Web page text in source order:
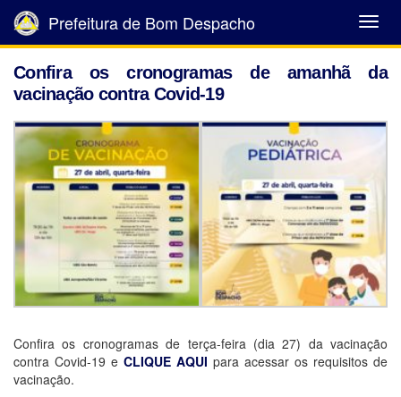
Abrir
Menu
Prefeitura de Bom Despacho
Confira os cronogramas de amanhã da
vacinação contra Covid-19
Confira os cronogramas de terça-feira (dia 27) da vacinação
contra Covid-19 e CLIQUE AQUI para acessar os requisitos de
vacinação.